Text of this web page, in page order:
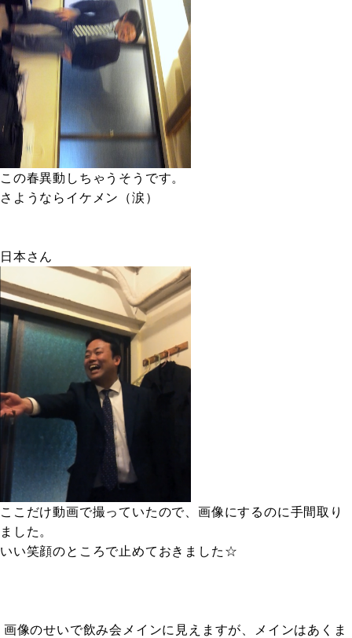
この春異動しちゃうそうです。
さようならイケメン（涙）
日本さん
ここだけ動画で撮っていたので、画像にするのに手間取り
ました。
いい笑顔のところで止めておきました☆
画像のせいで飲み会メインに見えますが、メインはあくま